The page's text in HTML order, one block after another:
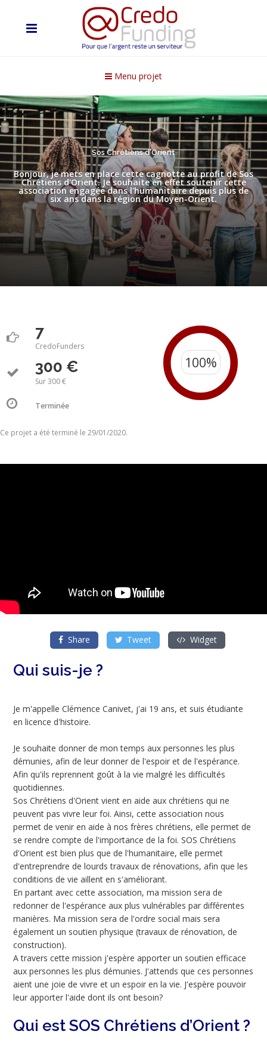
Menu projet
Sos Chrétiens d'Orient
Bonjour, je mets en place cette cagnotte au profit de Sos
Chrétiens d'Orient. Je souhaite en effet soutenir cette
association engagée dans l'humanitaire depuis plus de
six ans dans la région du Moyen-Orient.
7
CredoFunders
300 €
Sur 300 €
Terminée
Ce projet a été terminé le 29/01/2020.
Share Tweet Widget
Qui suis-je ?
Je m'appelle Clémence Canivet, j'ai 19 ans, et suis étudiante
en licence d'histoire.
Je souhaite donner de mon temps aux personnes les plus
démunies, afin de leur donner de l'espoir et de l'espérance.
Afin qu'ils reprennent goût à la vie malgré les difficultés
quotidiennes.
Sos Chrétiens d'Orient vient en aide aux chrétiens qui ne
peuvent pas vivre leur foi. Ainsi, cette association nous
permet de venir en aide à nos frères chrétiens, elle permet de
se rendre compte de l'importance de la foi. SOS Chrétiens
d'Orient est bien plus que de l'humanitaire, elle permet
d'entreprendre de lourds travaux de rénovations, afin que les
conditions de vie aillent en s'améliorant.
En partant avec cette association, ma mission sera de
redonner de l'espérance aux plus vulnérables par différentes
manières. Ma mission sera de l'ordre social mais sera
également un soutien physique (travaux de rénovation, de
construction).
A travers cette mission j'espère apporter un soutien efficace
aux personnes les plus démunies. J'attends que ces personnes
aient une joie de vivre et un espoir en la vie. J'espère pouvoir
leur apporter l'aide dont ils ont besoin?
Qui est SOS Chrétiens d’Orient ?